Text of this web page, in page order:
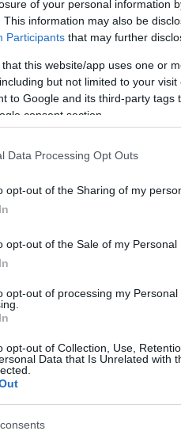
of your personal information
This information may also be
Participants that may further
that this website/app uses one or
but not limited to your
to Google and its third-party
consent section.
Data Processing Opt Outs
opt-out of the Sharing of my
opt-out of the Sale of my Personal
opt-out of processing my Personal
opt-out of Collection, Use,
Data that Is Unrelated with
melyet az ipar európai,